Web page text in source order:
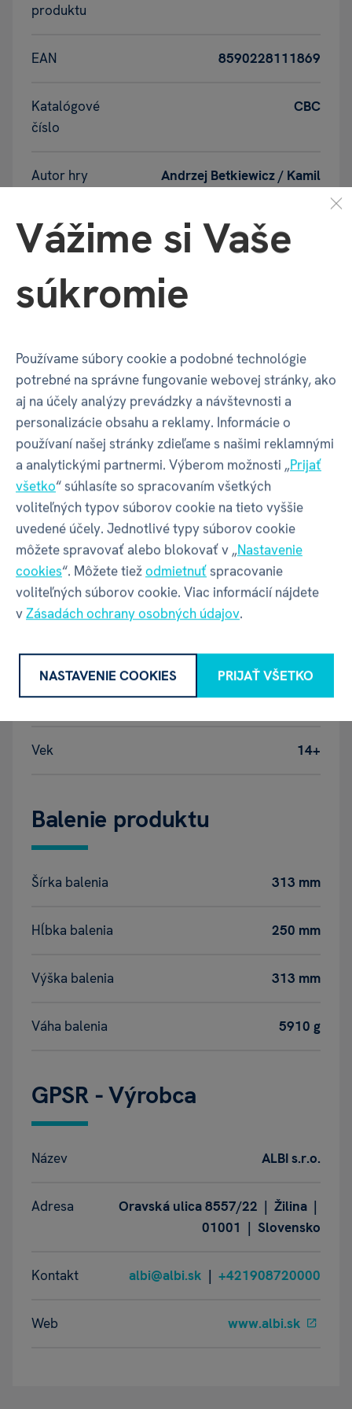
produktu
EAN 8590228111869
Katalógové
číslo
CBC
Autor hry Andrzej Betkiewicz / Kamil
Doba hrania
Grafika Patryk Jędraszek /
Dzikowski /
Herné
mechanizmy
Kooperatívna hra /Manažment
rúk /Šesťhranná mriežka /
Stavba balíčka /Riešenie
konfliktov hraním kariet /
Kampaň / Bojová karta
Jazyk hry
Jazyk
pravidiel
hráčov
Rok vydania 2026
Vek 14+
Balenie produktu
Šírka balenia 313 mm
Hĺbka balenia 250 mm
Výška balenia 313 mm
Váha balenia 5910 g
GPSR - Výrobca
Název ALBI s.r.o.
Adresa
Oravská ulica 8557/22 | Žilina |
01001 | Slovensko
Kontakt albi@albi.sk | +421908720000
Web www.albi.sk
Vážime si Vaše
súkromie
Používame súbory cookie a podobné technológie
potrebné na správne fungovanie webovej stránky, ako
aj na účely analýzy prevádzky a návštevnosti a
personalizácie obsahu a reklamy. Informácie o
používaní našej stránky zdieľame s našimi reklamnými
a analytickými partnermi. Výberom možnosti „Prijať
všetko“ súhlasíte so spracovaním všetkých
voliteľných typov súborov cookie na tieto vyššie
uvedené účely. Jednotlivé typy súborov cookie
môžete spravovať alebo blokovať v „Nastavenie
cookies“. Môžete tiežodmietnuťspracovanie
voliteľných súborov cookie. Viac informácií nájdete
vZásadách ochrany osobných údajov.
NASTAVENIE COOKIES PRIJAŤ VŠETKO